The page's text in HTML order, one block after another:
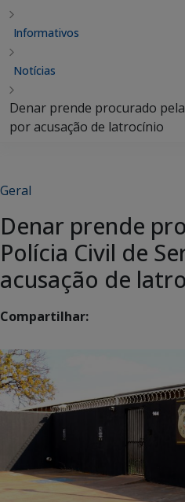
Informativos
Notícias
Denar prende procurado
por acusação de latrocínio
Geral
Denar prende
Polícia Civil de
acusação de
Compartilhar: